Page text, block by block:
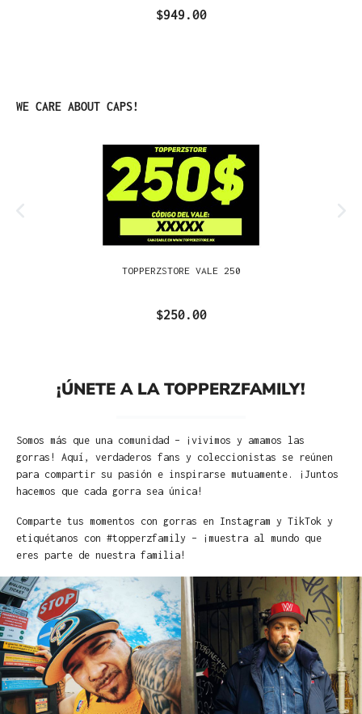
$949.00
Omitir la galería de productos
WE CARE ABOUT CAPS!
TOPPERZSTORE VALE 250
$250.00
¡ÚNETE A LA TOPPERZFAMILY!
Somos más que una comunidad – ¡vivimos y amamos las
gorras! Aquí, verdaderos fans y coleccionistas se reúnen
para compartir su pasión e inspirarse mutuamente. ¡Juntos
hacemos que cada gorra sea única!
Comparte tus momentos con gorras en Instagram y TikTok y
etiquétanos con #topperzfamily – ¡muestra al mundo que
eres parte de nuestra familia!